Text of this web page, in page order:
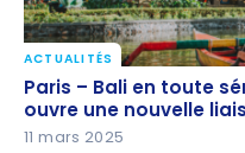
Paris – Bali en toute
ouvre une nouvelle
ACTUALITÉS
Paris – Bali en toute
ouvre une nouvelle
11 mars 2025